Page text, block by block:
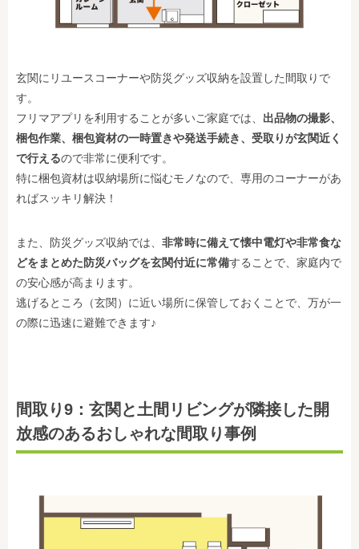
玄関にリユースコーナーや防災グッズ収納を設置した間取りで
す。
フリマアプリを利用することが多いご家庭では、 出品物の撮影、
梱包作業、梱包資材の一時置きや発送手続き、受取りが玄関近く
で行えるので非常に便利です。
特に梱包資材は収納場所に悩むモノなので、専用のコーナーがあ
ればスッキリ解決！
また、防災グッズ収納では、 非常時に備えて懐中電灯や非常食な
どをまとめた防災バッグを玄関付近に常備することで、家庭内で
の安心感が高まります。
逃げるところ（玄関）に近い場所に保管しておくことで、万が一
の際に迅速に避難できます♪
間取り9：玄関と土間リビングが隣接した開
放感のあるおしゃれな間取り事例